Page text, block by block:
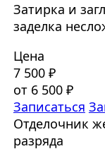
Затирка и
заделка
Цена
7 500 ₽
от 6 500 ₽
Записаться
Отделочник
разряда